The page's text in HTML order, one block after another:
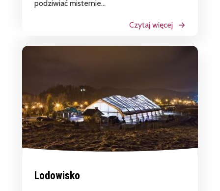
podziwiać misternie...
Czytaj więcej
Lodowisko